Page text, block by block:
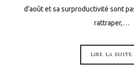
d’août et sa surproductivité sont
rattraper,…
LIRE LA SUITE